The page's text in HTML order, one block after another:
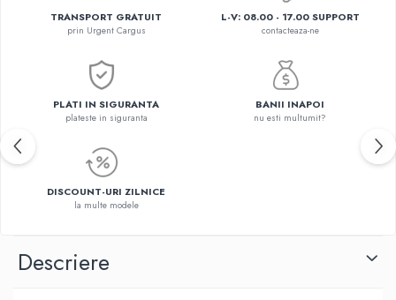
TRANSPORT GRATUIT
prin Urgent Cargus
L-V: 08.00 - 17.00 SUPPORT
contacteaza-ne
PLATI IN SIGURANTA
plateste in siguranta
BANII INAPOI
nu esti multumit?
DISCOUNT-URI ZILNICE
la multe modele
Descriere